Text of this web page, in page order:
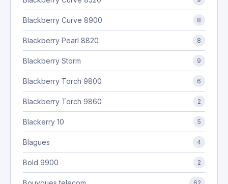
Blackberry Curve 8900 8
Blackberry Pearl 8820 8
Blackberry Storm 9
Blackberry Torch 9800 6
Blackberry Torch 9860 2
Blackerry 10 5
Blagues 4
Bold 9900 2